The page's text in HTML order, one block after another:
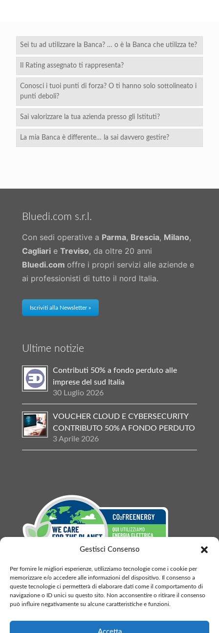
Gestisci Consenso
Per fornire le migliori esperienze, utilizziamo tecnologie come i cookie per
memorizzare e/o accedere alle informazioni del dispositivo. Il consenso a
queste tecnologie ci permetterà di elaborare dati come il comportamento di
navigazione o ID unici su questo sito. Non acconsentire o ritirare il consenso
può influire negativamente su alcune caratteristiche e funzioni.
Accetta
Sei tu ad utilizzare la Banca? … o è la Banca che utilizza te?
Il Rating assegnato ti rappresenta?
Conosci i tuoi punti di forza? O ti hanno solo sottolineato i
punti deboli?
Sai valorizzare la tua azienda presso gli Istituti?
La mia Banca è differente… la sai davvero gestire?
Bluedi.com s.r.l.
Con sedi operative a Parma, Brescia, Milano,
Cagliari e Treviso, da oltre 20 anni
Bluedi.com offre i propri servizi alle aziende e
ai professionisti di tutto il nord Italia.
Iscriviti alla Newsletter »
Ultime notizie
Contributi 50% a fondo perduto alle
imprese del sud Italia
30 Luglio 2026
VOUCHER CLOUD E CYBERSECURITY
CONTRIBUTO 50% A FONDO PERDUTO
3 Aprile 2026
2503750